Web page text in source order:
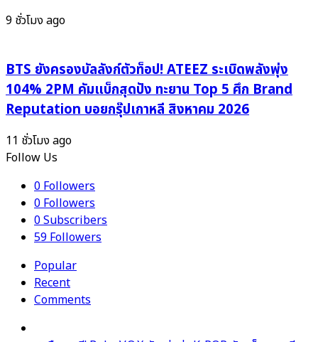
9 ชั่วโมง ago
BTS ยังครองบัลลังก์ตัวท็อป! ATEEZ ระเบิดพลังพุ่ง
104% 2PM คัมแบ็กสุดปัง ทะยาน Top 5 ศึก Brand
Reputation บอยกรุ๊ปเกาหลี สิงหาคม 2026
11 ชั่วโมง ago
Follow Us
0Followers
0Followers
0Subscribers
59Followers
Popular
Recent
Comments